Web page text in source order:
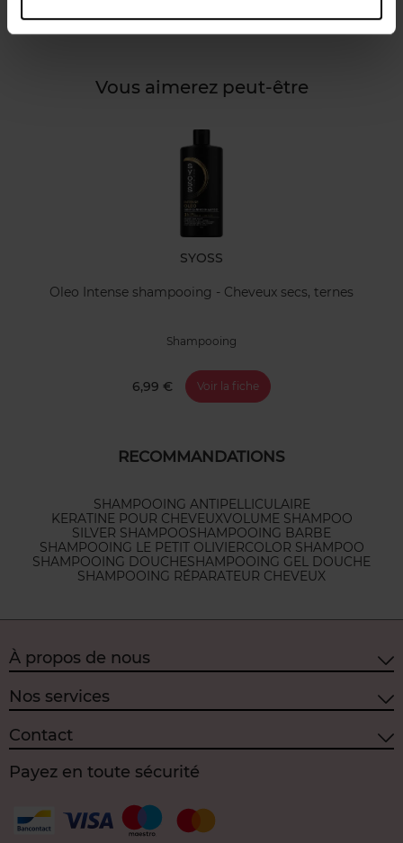
Vous aimerez peut-être
SYOSS
Oleo Intense shampooing - Cheveux secs, ternes
Shampooing
6,99 € Voir la fiche
RECOMMANDATIONS
SHAMPOOING ANTIPELLICULAIRE
KERATINE POUR CHEVEUXVOLUME SHAMPOO
SILVER SHAMPOOSHAMPOOING BARBE
SHAMPOOING LE PETIT OLIVIERCOLOR SHAMPOO
SHAMPOOING DOUCHESHAMPOOING GEL DOUCHE
SHAMPOOING RÉPARATEUR CHEVEUX
À propos de nous
Nos services
Contact
Payez en toute sécurité